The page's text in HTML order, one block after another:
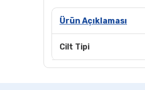
Ürün Açıklaması
Cilt Tipi